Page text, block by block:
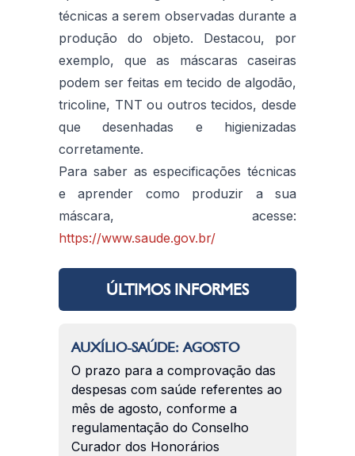
técnicas a serem observadas durante a
produção do objeto. Destacou, por
exemplo, que as máscaras caseiras
podem ser feitas em tecido de algodão,
tricoline, TNT ou outros tecidos, desde
que desenhadas e higienizadas
corretamente.
Para saber as especificações técnicas
e aprender como produzir a sua
máscara, acesse:
https://www.saude.gov.br/
ÚLTIMOS INFORMES
AUXÍLIO-SAÚDE: AGOSTO
O prazo para a comprovação das
despesas com saúde referentes ao
mês de agosto, conforme a
regulamentação do Conselho
Curador dos Honorários